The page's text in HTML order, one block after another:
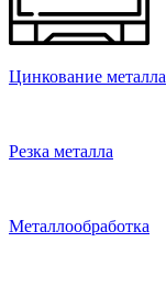
Цинкование металла
Резка металла
Металлообработка